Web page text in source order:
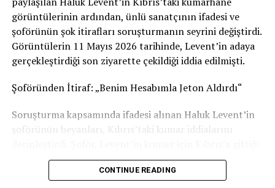
Sizce bu uygulama tüm İsviçre’de uygulanmalı mı?
Görüşlerinizi yorumlarda paylaşabilirsiniz.
Kaynak: İsviçre Devlet Televizyonu RSI
görüntülerinin ardından, ünlü sanatçının ifadesi ve
şoförünün şok itirafları soruşturmanın seyrini değiştirdi.
Görüntülerin 11 Mayıs 2026 tarihinde, Levent’in adaya
gerçekleştirdiği son ziyarette çekildiği iddia edilmişti.
Şoföründen İtiraf: „Benim Hesabımla Jeton Aldırdı“
Soruşturma kapsamında ifadesi alınan Haluk Levent’in
şoförünün beyanları, Kıbrıs’taki kumar iddialarını
dönemlerde kumar oynadığını ve kendi banka hesabını
kullanarak ünlü sanatçıya 1 ila 2 milyon TL civarında
CONTINUE READING